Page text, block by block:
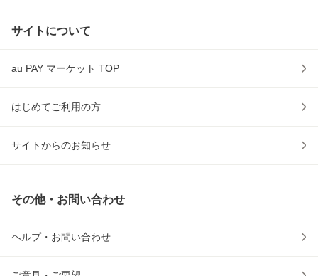
サイトについて
au PAY マーケット TOP
はじめてご利用の方
サイトからのお知らせ
その他・お問い合わせ
ヘルプ・お問い合わせ